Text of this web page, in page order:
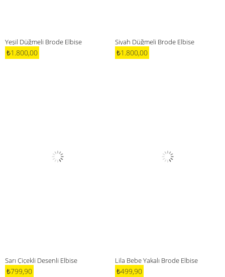
Yeşil Düğmeli Brode Elbise
₺1.800,00
Siyah Düğmeli Brode Elbise
₺1.800,00
Sarı Çiçekli Desenli Elbise
₺799,90
Lila Bebe Yakalı Brode Elbise
₺499,90